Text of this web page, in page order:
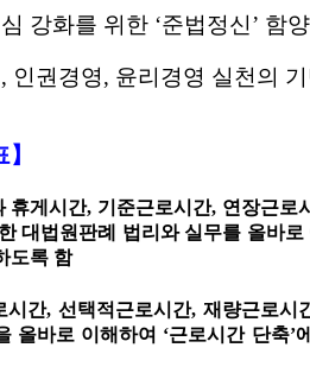
강화를 위한 ‘준법정신’ 함
, 인권경영, 윤리경영 실천의
】
휴게시간, 기준근로시간, 연장근로
대법원판례 법리와 실무를 올바
도록 함
시간, 선택적근로시간, 재량근로시
올바로 이해하여 ‘근로시간 단축’